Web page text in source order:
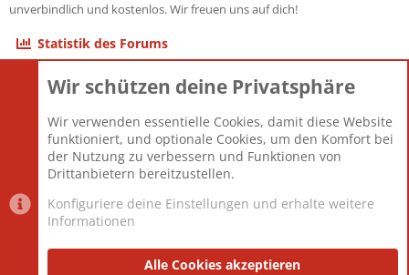
unverbindlich und kostenlos. Wir freuen uns auf dich!
Statistik des Forums
Themen
Mitglieder
12.425
Neuestes Mitglied
Toddster85
Datenschutzerklärung Impressum
Wir schützen deine Privatsphäre
Wir verwenden essentielle Cookies, damit diese Website
funktioniert, und optionale Cookies, um den Komfort bei
der Nutzung zu verbessern und Funktionen von
Drittanbietern bereitzustellen.
Konfiguriere deine Einstellungen und erhalte weitere
Informationen
Alle Cookies akzeptieren